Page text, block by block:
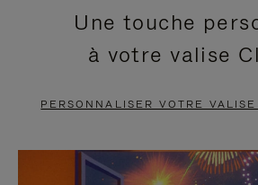
EN
PAUSE,
APPUYEZ
POUR
VIDÉO
EST
DÉSACTIVÉ.
CLIQUER
Une touche
à votre valise
PERSONNALISER VOTRE